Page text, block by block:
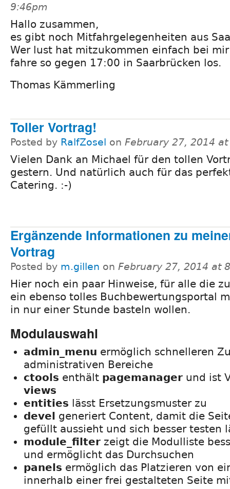
9:46pm
Hallo zusammen,
es gibt noch Mitfahrgelegenheiten aus
Wer lust hat mitzukommen einfach bei
fahre so gegen 17:00 in Saarbrücken los.
Thomas Kämmerling
Toller Vortrag!
Posted by RalfZosel on February 27, 2014
Vielen Dank an Michael für den tollen
gestern. Und natürlich auch für das
Catering. :-)
Ergänzende Informationen zu
Vortrag
Posted by m.gillen on February 27, 2014 at
Hier noch ein paar Hinweise, für alle die
ein ebenso tolles Buchbewertungsportal
in nur einer Stunde basteln wollen.
Modulauswahl
admin_menu ermöglich schnelleren
administrativen Bereiche
ctools enthält pagemanager und ist
views
entities lässt Ersetzungsmuster zu
devel generiert Content, damit die
gefüllt aussieht und sich besser testen
module_filter zeigt die Modulliste
und ermöglicht das Durchsuchen
panels ermöglich das Platzieren von
innerhalb einer frei gestalteten Seite